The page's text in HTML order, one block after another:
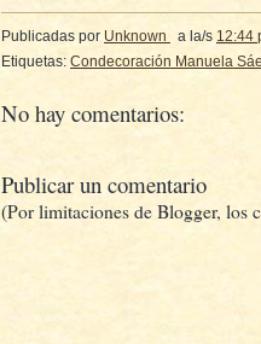
Publicadas por Unknown a la/s 12:44
Etiquetas: Condecoración Manuela
No hay comentarios:
Publicar un comentario
(Por limitaciones de Blogger, los